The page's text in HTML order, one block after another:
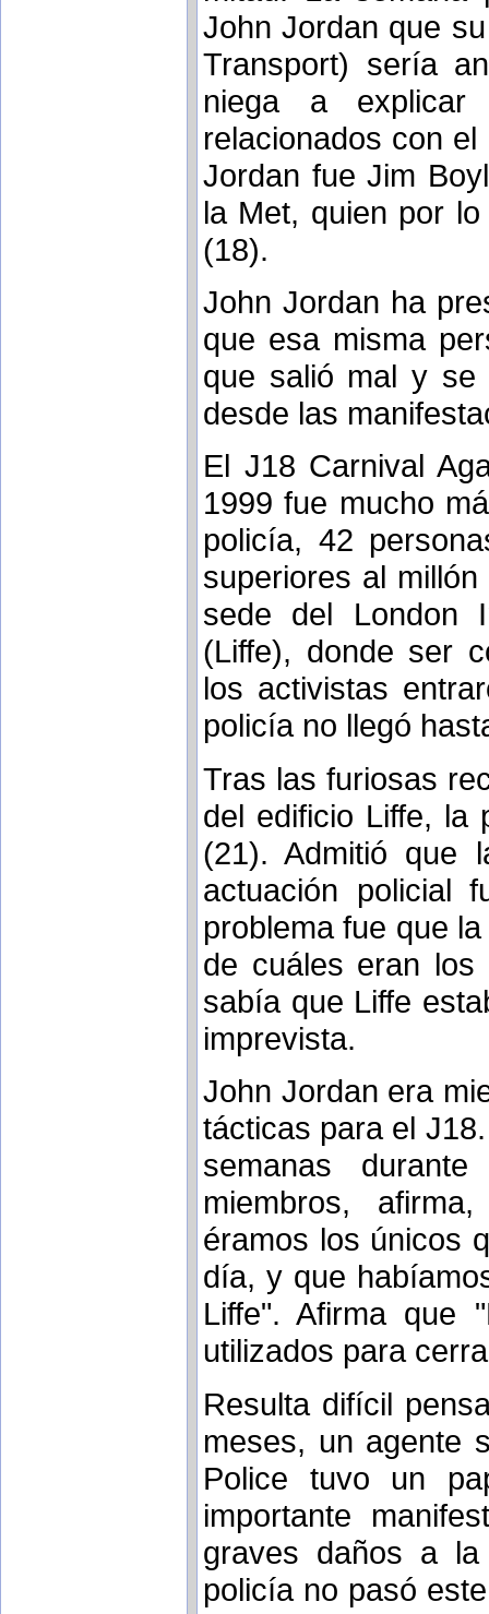
John Jordan que
Transport) sería
niega a
relacionados con
Jordan fue Jim
la Met, quien por
(18).
John Jordan ha
que esa misma
que salió mal y se
desde las
El J18 Carnival
1999 fue mucho
policía, 42
superiores al
sede del London
(Liffe), donde ser
los activistas
policía no llegó
Tras las furiosas
del edificio Liffe, la
(21). Admitió que
actuación policial
problema fue que
de cuáles eran
sabía que Liffe
imprevista.
John Jordan era
tácticas para el
semanas
miembros,
éramos los únicos
día, y que
Liffe". Afirma que
utilizados para
Resulta difícil
meses, un agente
Police tuvo un
importante
graves daños a
policía no pasó